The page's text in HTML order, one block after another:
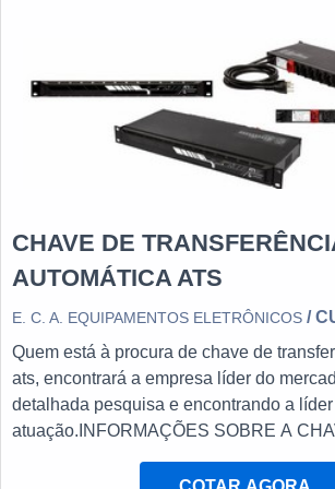
CHAVE DE
AUTOMÁTICA ATS
E. C. A. EQUIPAMENTOS ELETRÔNICOS /
Quem está à procura de chave de
ats, encontrará a empresa líder do
detalhada pesquisa e encontrando a
atuação.INFORMAÇÕES SOBRE A
chave de transferência automática ats em